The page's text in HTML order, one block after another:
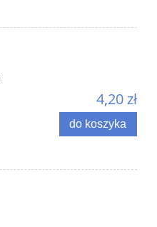
4,20 zł
do koszyka